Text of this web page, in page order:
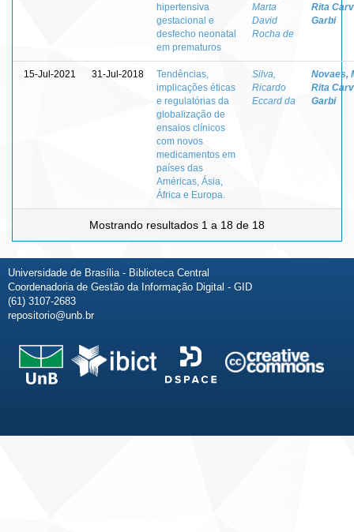
hipertensiva
gestacional e
desfecho neonatal
em prematuros
Marta
David
Rocha de
Rita
Garbi
15-Jul-2021 31-Jul-2018
Tendências,
implicações éticas
e regulatórias da
globalização de
ensaios clínicos
com novos
medicamentos em
países das
Américas, Ásia,
África e Europa.
Silva,
Ricardo
Eccard da
Novaes,
Rita
Garbi
Mostrando resultados 1 a 18 de 18
Universidade de Brasília - Biblioteca Central
Coordenadoria de Gestão da Informação Digital - GID
(61) 3107-2683
repositorio@unb.br